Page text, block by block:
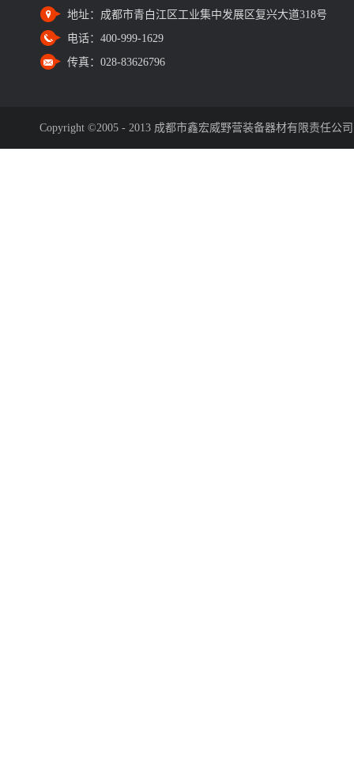
地址： 成都市青白江区工业集中发展区复兴大道318号
电话： 400-999-1629
传真： 028-83626796
Copyright ©2005 - 2013 成都市鑫宏威野营装备器材有限责任公司